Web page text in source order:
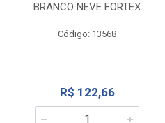
BRANCO NEVE FORTEX
Código: 13568
R$ 122,66